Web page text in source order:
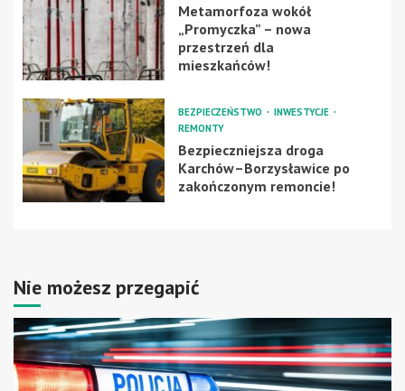
Metamorfoza wokół
„Promyczka” – nowa
przestrzeń dla
mieszkańców!
BEZPIECZEŃSTWO
INWESTYCJE
REMONTY
Bezpieczniejsza droga
Karchów–Borzysławice po
zakończonym remoncie!
Nie możesz przegapić